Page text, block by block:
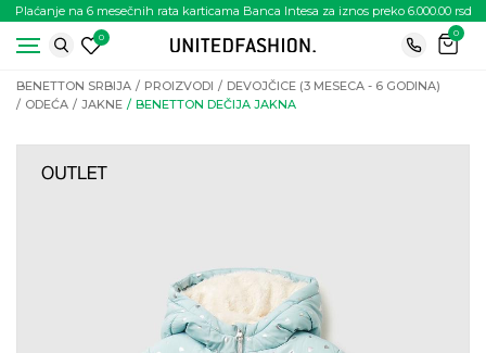
Plaćanje na 6 mesečnih rata karticama Banca Intesa za iznos preko 6.000.00 rsd
0
0
BENETTON SRBIJA PROIZVODI
DEVOJČICE (3 MESECA - 6 GODINA)
ODEĆA
JAKNE BENETTON DEČIJA JAKNA